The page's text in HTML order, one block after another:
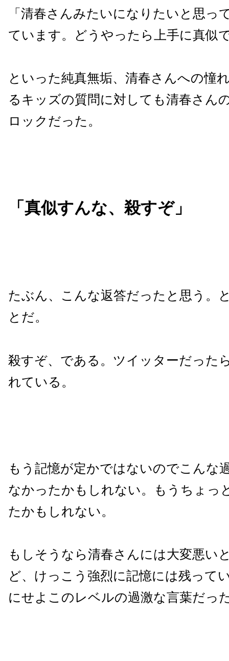
「清春さんみたいになりたいと思っ
ています。どうやったら上手に真似
といった純真無垢、清春さんへの憧
るキッズの質問に対しても清春さん
ロックだった。
「真似すんな、殺すぞ」
たぶん、こんな返答だったと思う。
とだ。
殺すぞ、である。ツイッターだった
れている。
もう記憶が定かではないのでこんな
なかったかもしれない。もうちょっ
たかもしれない。
もしそうなら清春さんには大変悪い
ど、けっこう強烈に記憶には残って
にせよこのレベルの過激な言葉だっ